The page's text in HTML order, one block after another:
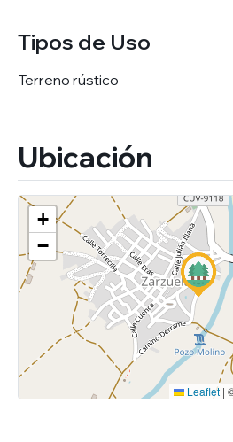
Tipos de Uso
Terreno rústico
Ubicación
+
−
Leaflet |